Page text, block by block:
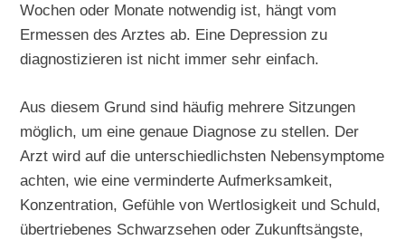
Wochen oder Monate notwendig ist, hängt vom
Ermessen des Arztes ab. Eine Depression zu
diagnostizieren ist nicht immer sehr einfach.
Aus diesem Grund sind häufig mehrere Sitzungen
möglich, um eine genaue Diagnose zu stellen. Der
Arzt wird auf die unterschiedlichsten Nebensymptome
achten, wie eine verminderte Aufmerksamkeit,
Konzentration, Gefühle von Wertlosigkeit und Schuld,
übertriebenes Schwarzsehen oder Zukunftsängste,